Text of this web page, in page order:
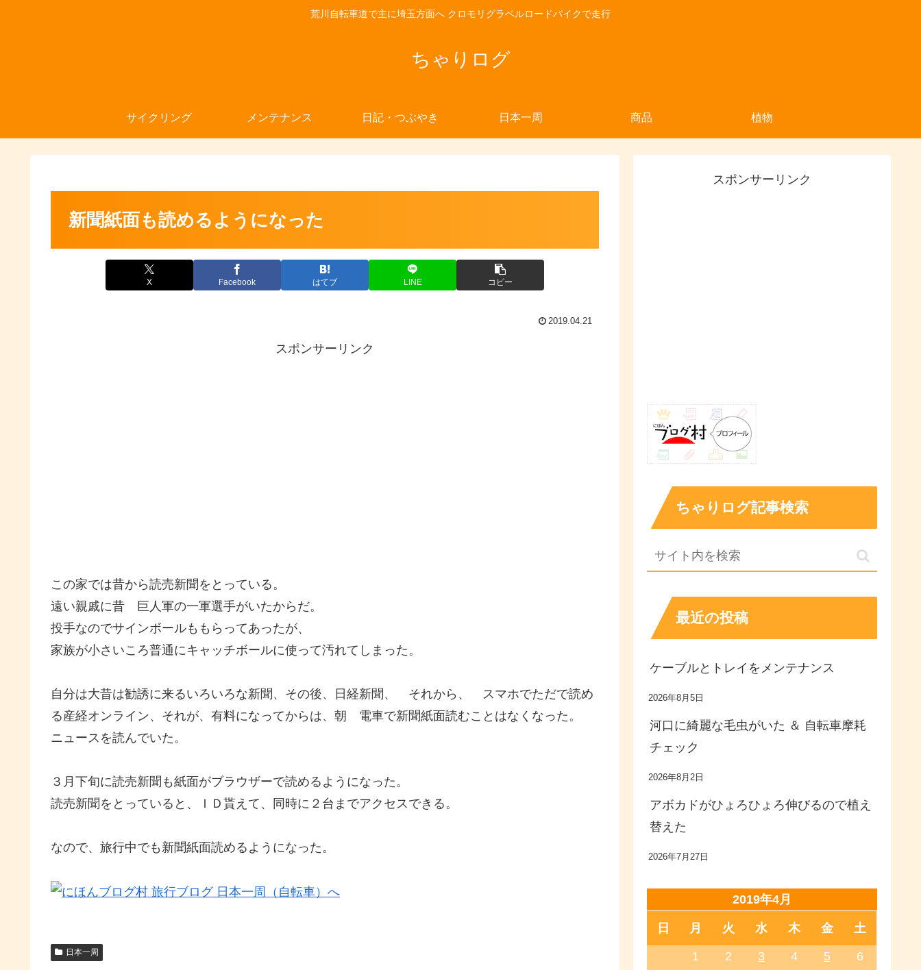
荒川自転車道で主に埼玉方面へ クロモリグラベルロードバイクで走行
ちゃりログ
サイクリング メンテナンス 日記・つぶやき 日本一周 商品 植物
新聞紙面も読めるようになった
X Facebook はてブ LINE コピー
2019.04.21
スポンサーリンク
この家では昔から読売新聞をとっている。
遠い親戚に昔 巨人軍の一軍選手がいたからだ。
投手なのでサインボールももらってあったが、
家族が小さいころ普通にキャッチボールに使って汚れてしまった。
自分は大昔は勧誘に来るいろいろな新聞、その後、日経新聞、 それから、 スマホでただで読め
る産経オンライン、それが、有料になってからは、朝 電車で新聞紙面読むことはなくなった。
ニュースを読んでいた。
３月下旬に読売新聞も紙面がブラウザーで読めるようになった。
読売新聞をとっていると、ＩＤ貰えて、同時に２台までアクセスできる。
なので、旅行中でも新聞紙面読めるようになった。
日本一周
スポンサーリンク
ちゃりログ記事検索
最近の投稿
ケーブルとトレイをメンテナンス
2026年8月5日
河口に綺麗な毛虫がいた ＆ 自転車摩耗
チェック
2026年8月2日
アボカドがひょろひょろ伸びるので植え
替えた
2026年7月27日
2019年4月
日 月 火 水 木 金 土
1 2 3 4 5
6